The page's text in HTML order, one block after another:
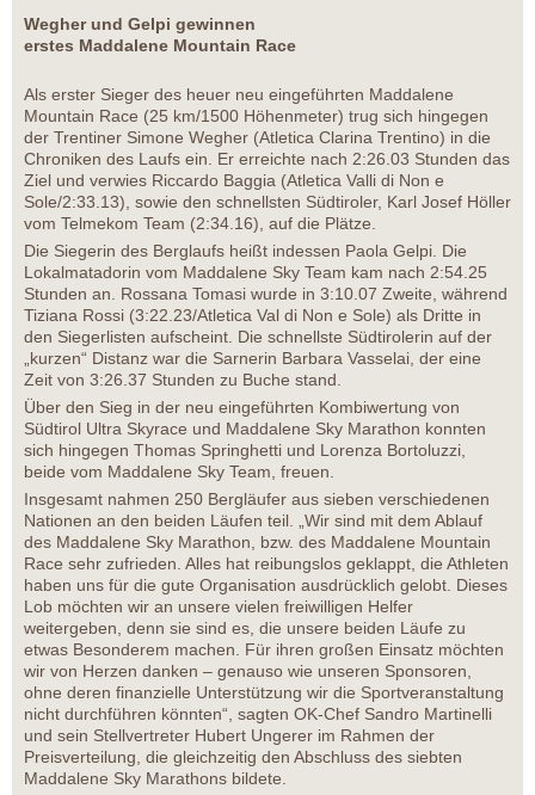
Wegher und Gelpi gewinnen
erstes Maddalene Mountain Race
Als erster Sieger des heuer neu eingeführten Maddalene
Mountain Race (25 km/1500 Höhenmeter) trug sich hingegen
der Trentiner Simone Wegher (Atletica Clarina Trentino) in die
Chroniken des Laufs ein. Er erreichte nach 2:26.03 Stunden das
Ziel und verwies Riccardo Baggia (Atletica Valli di Non e
Sole/2:33.13), sowie den schnellsten Südtiroler, Karl Josef Höller
vom Telmekom Team (2:34.16), auf die Plätze.
Die Siegerin des Berglaufs heißt indessen Paola Gelpi. Die
Lokalmatadorin vom Maddalene Sky Team kam nach 2:54.25
Stunden an. Rossana Tomasi wurde in 3:10.07 Zweite, während
Tiziana Rossi (3:22.23/Atletica Val di Non e Sole) als Dritte in
den Siegerlisten aufscheint. Die schnellste Südtirolerin auf der
„kurzen“ Distanz war die Sarnerin Barbara Vasselai, der eine
Zeit von 3:26.37 Stunden zu Buche stand.
Über den Sieg in der neu eingeführten Kombiwertung von
Südtirol Ultra Skyrace und Maddalene Sky Marathon konnten
sich hingegen Thomas Springhetti und Lorenza Bortoluzzi,
beide vom Maddalene Sky Team, freuen.
Insgesamt nahmen 250 Bergläufer aus sieben verschiedenen
Nationen an den beiden Läufen teil. „Wir sind mit dem Ablauf
des Maddalene Sky Marathon, bzw. des Maddalene Mountain
Race sehr zufrieden. Alles hat reibungslos geklappt, die Athleten
haben uns für die gute Organisation ausdrücklich gelobt. Dieses
Lob möchten wir an unsere vielen freiwilligen Helfer
weitergeben, denn sie sind es, die unsere beiden Läufe zu
etwas Besonderem machen. Für ihren großen Einsatz möchten
wir von Herzen danken – genauso wie unseren Sponsoren,
ohne deren finanzielle Unterstützung wir die Sportveranstaltung
nicht durchführen könnten“, sagten OK-Chef Sandro Martinelli
und sein Stellvertreter Hubert Ungerer im Rahmen der
Preisverteilung, die gleichzeitig den Abschluss des siebten
Maddalene Sky Marathons bildete.